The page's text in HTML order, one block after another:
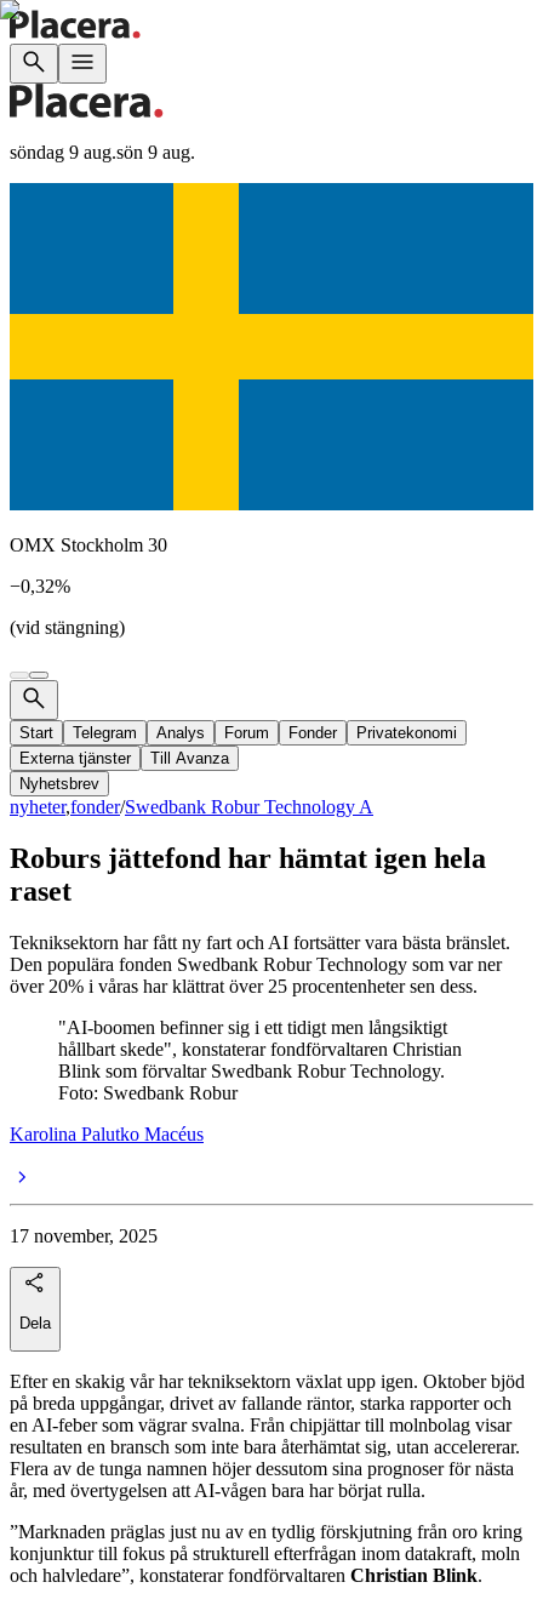
söndag 9 aug.sön 9 aug.
OMX Stockholm 30
−0,32%
(vid stängning)
Start Telegram Analys Forum Fonder
Privatekonomi
Externa tjänster
Till Avanza
Nyhetsbrev
nyheter,fonder/Swedbank Robur Technology A
Roburs jättefond har hämtat igen hela
raset
Tekniksektorn har fått ny fart och AI fortsätter vara bästa bränslet.
Den populära fonden Swedbank Robur Technology som var ner
över 20% i våras har klättrat över 25 procentenheter sen dess.
"AI-boomen befinner sig i ett tidigt men långsiktigt
hållbart skede", konstaterar fondförvaltaren Christian
Blink som förvaltar Swedbank Robur Technology.
Foto: Swedbank Robur
Karolina Palutko Macéus
17 november, 2025
Dela
Efter en skakig vår har tekniksektorn växlat upp igen. Oktober bjöd
på breda uppgångar, drivet av fallande räntor, starka rapporter och
en AI-feber som vägrar svalna. Från chipjättar till molnbolag visar
resultaten en bransch som inte bara återhämtat sig, utan accelererar.
Flera av de tunga namnen höjer dessutom sina prognoser för nästa
år, med övertygelsen att AI-vågen bara har börjat rulla.
”Marknaden präglas just nu av en tydlig förskjutning från oro kring
konjunktur till fokus på strukturell efterfrågan inom datakraft, moln
och halvledare”, konstaterar fondförvaltaren Christian Blink.